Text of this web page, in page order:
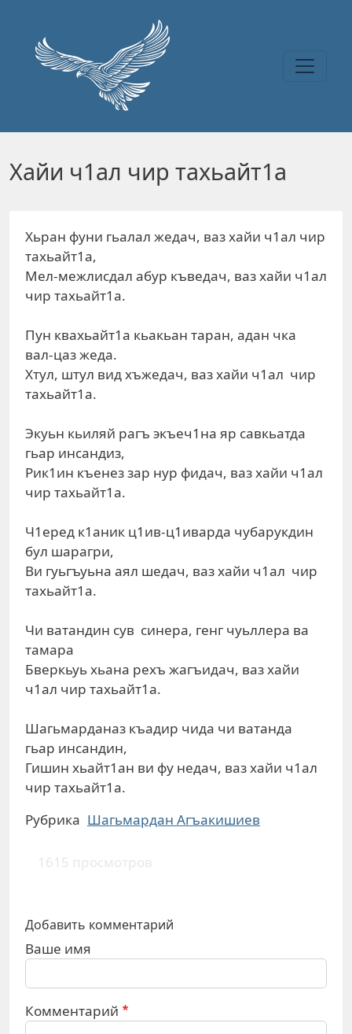
Хайи ч1ал чир тахьайт1а
Хьран фуни гьалал жедач, ваз хайи ч1ал чир
тахьайт1а,
Мел-межлисдал абур къведач, ваз хайи ч1ал
чир тахьайт1а.
Пун квахьайт1а кьакьан таран, адан чка
вал-цаз жеда.
Хтул, штул вид хъжедач, ваз хайи ч1ал чир
тахьайт1а.
Экуьн кьиляй рагъ экъеч1на яр савкьатда
гьар инсандиз,
Рик1ин къенез зар нур фидач, ваз хайи ч1ал
чир тахьайт1а.
Ч1еред к1аник ц1ив-ц1иварда чубарукдин
бул шарагри,
Ви гуьгъуьна аял шедач, ваз хайи ч1ал чир
тахьайт1а.
Чи ватандин сув синера, генг чуьллера ва
тамара
Бверкьуь хьана рехъ жагъидач, ваз хайи
ч1ал чир тахьайт1а.
Шагьмарданаз къадир чида чи ватанда
гьар инсандин,
Гишин хьайт1ан ви фу недач, ваз хайи ч1ал
чир тахьайт1а.
Рубрика Шагьмардан Агъакишиев
1615 просмотров
Добавить комментарий
Ваше имя
Комментарий